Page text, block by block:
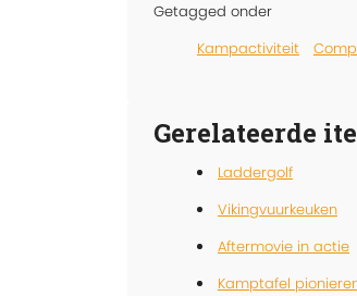
Getagged onder
Kampactiviteit
Gerelateerde
Laddergolf
Vikingvuurkeuken
Aftermovie in actie
Kamptafel